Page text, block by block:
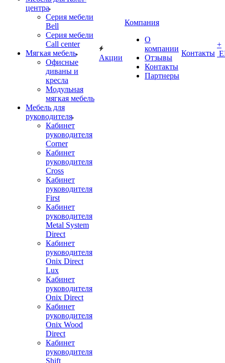
центра
Серия мебели
Bell
Серия мебели
Call center
Мягкая мебель
Офисные
диваны и
кресла
Модульная
мягкая мебель
Мебель для
руководителя
Кабинет
руководителя
Corner
Кабинет
руководителя
Cross
Кабинет
руководителя
First
Кабинет
руководителя
Metal System
Direct
Кабинет
руководителя
Onix Direct
Lux
Кабинет
руководителя
Onix Direct
Кабинет
руководителя
Onix Wood
Direct
Кабинет
руководителя
Shift
Акции
Компания
О
компании
Отзывы
Контакты
Партнеры
Контакты
+